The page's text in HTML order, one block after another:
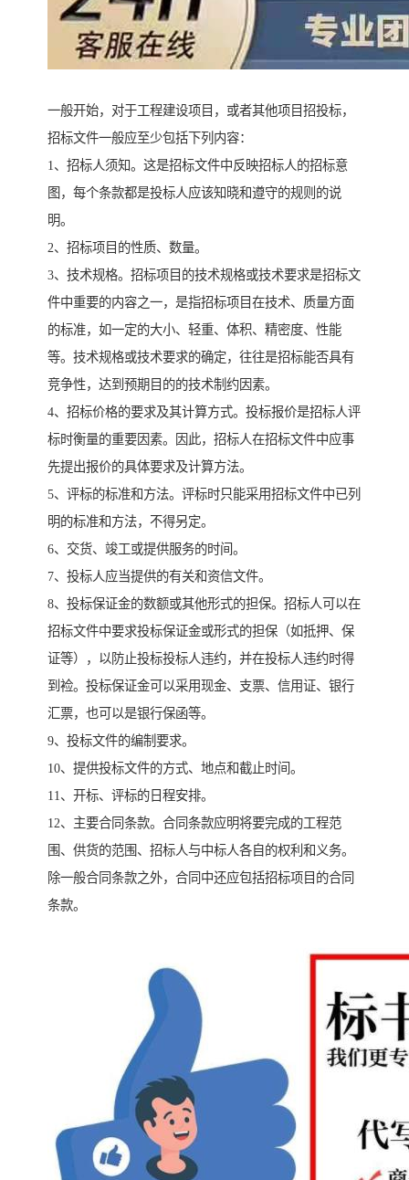
一般开始，对于工程建设项目，或者其他项目招投标，
招标文件一般应至少包括下列内容：
1、招标人须知。这是招标文件中反映招标人的招标意
图，每个条款都是投标人应该知晓和遵守的规则的说
明。
2、招标项目的性质、数量。
3、技术规格。招标项目的技术规格或技术要求是招标文
件中重要的内容之一，是指招标项目在技术、质量方面
的标准，如一定的大小、轻重、体积、精密度、性能
等。技术规格或技术要求的确定，往往是招标能否具有
竞争性，达到预期目的的技术制约因素。
4、招标价格的要求及其计算方式。投标报价是招标人评
标时衡量的重要因素。因此，招标人在招标文件中应事
先提出报价的具体要求及计算方法。
5、评标的标准和方法。评标时只能采用招标文件中已列
明的标准和方法，不得另定。
6、交货、竣工或提供服务的时间。
7、投标人应当提供的有关和资信文件。
8、投标保证金的数额或其他形式的担保。招标人可以在
招标文件中要求投标保证金或形式的担保（如抵押、保
证等），以防止投标投标人违约，并在投标人违约时得
到裣。投标保证金可以采用现金、支票、信用证、银行
汇票，也可以是银行保函等。
9、投标文件的编制要求。
10、提供投标文件的方式、地点和截止时间。
11、开标、评标的日程安排。
12、主要合同条款。合同条款应明将要完成的工程范
围、供货的范围、招标人与中标人各自的权利和义务。
除一般合同条款之外，合同中还应包括招标项目的合同
条款。